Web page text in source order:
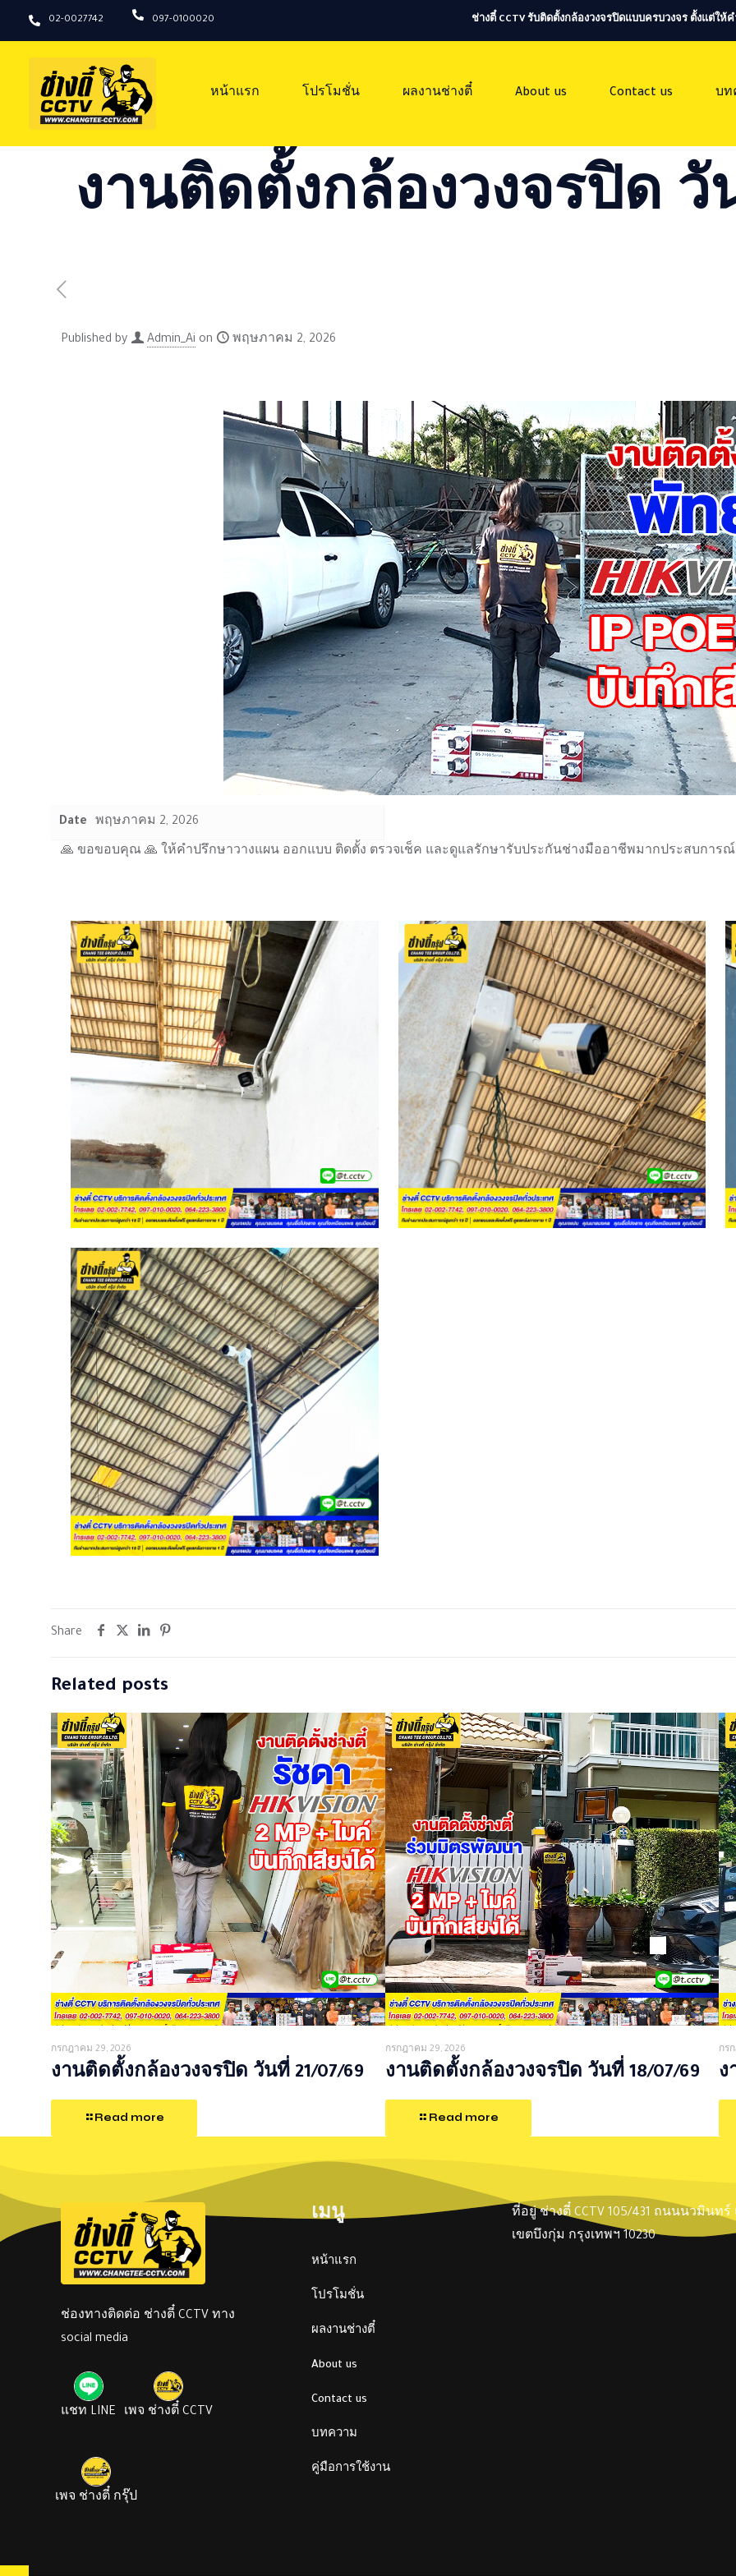
02-0027742 097-0100020 ช่างตี๋ CCTV รับติดตั้งกล้องวงจรปิดแบบครบวงจร ตั้งแต่
หน้าแรก โปรโมชั่น ผลงานช่างตี๋ About us Contact us บท
งานติดตั้งกล้องวงจรปิด วั
Published by Admin_Ai on พฤษภาคม 2, 2026
Date พฤษภาคม 2, 2026
🙏 ขอขอบคุณ 🙏 ให้คำปรึกษาวางแผน ออกแบบ ติดตั้ง ตรวจเช็ค และดูแลรักษารับประกันช่างมืออาชีพมากประสบการณ์
Share
Related posts
กรกฎาคม 29, 2026
งานติดตั้งกล้องวงจรปิด วันที่ 21/07/69
Read more
กรกฎาคม 29, 2026
งานติดตั้งกล้องวงจรปิด วันที่ 18/07/69
Read more
กร
ง
ช่องทางติดต่อ ช่างตี๋ CCTV ทาง
social media
แชท LINE เพจ ช่างตี๋ CCTV
เพจ ช่างตี๋ กรุ๊ป
เมนู
หน้าแรก
โปรโมชั่น
ผลงานช่างตี๋
About us
Contact us
บทความ
คู่มือการใช้งาน
ที่อยู่ ช่างตี๋ CCTV 105/431 ถนนนวมินท
เขตบึงกุ่ม กรุงเทพฯ 10230